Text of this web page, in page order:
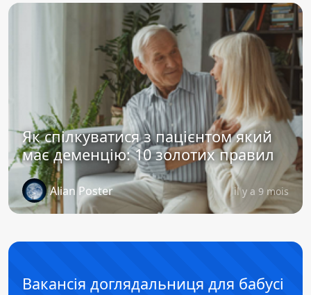
Як спілкуватися з пацієнтом який
має деменцію: 10 золотих правил
Alian Poster il y a 9 mois
Вакансія доглядальниця для бабусі